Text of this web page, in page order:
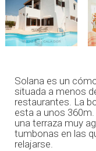
Solana es un
situada a menos
restaurantes. La
esta a unos
una terraza muy
tumbonas en las
relajarse.